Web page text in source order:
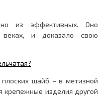
из эффективных. Оно
и доказало свою
шайб – в метизной
крепежные изделия другой